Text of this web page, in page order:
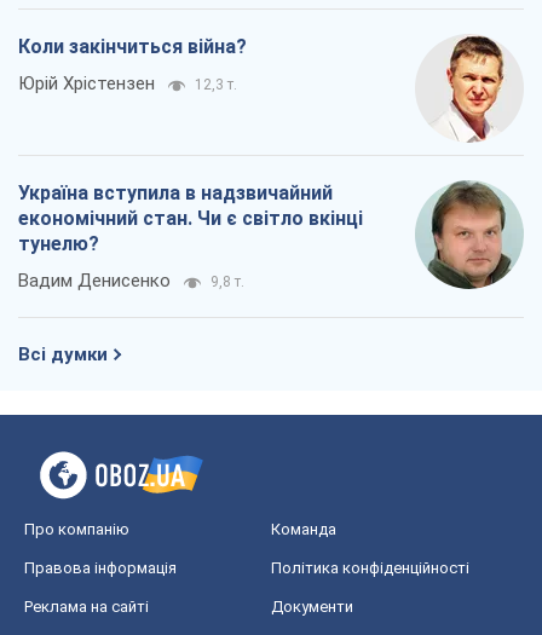
Коли закінчиться війна?
Юрій Хрістензен 12,3 т.
Україна вступила в надзвичайний
економічний стан. Чи є світло вкінці
тунелю?
Вадим Денисенко 9,8 т.
Всі думки
Про компанію Команда
Правова інформація Політика конфіденційності
Реклама на сайті Документи